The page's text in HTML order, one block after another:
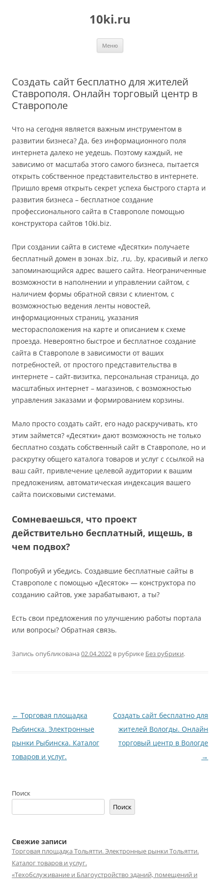
10ki.ru
Меню
Создать сайт бесплатно для жителей
Ставрополя. Онлайн торговый центр в
Ставрополе
Что на сегодня является важным инструментом в
развитии бизнеса? Да, без информационного поля
интернета далеко не уедешь. Поэтому каждый, не
зависимо от масштаба этого самого бизнеса, пытается
открыть собственное представительство в интернете.
Пришло время открыть секрет успеха быстрого старта и
развития бизнеса – бесплатное создание
профессионального сайта в Ставрополе помощью
конструктора сайтов 10ki.biz.
При создании сайта в системе «Десятки» получаете
бесплатный домен в зонах .biz, .ru, .by, красивый и легко
запоминающийся адрес вашего сайта. Неограниченные
возможности в наполнении и управлении сайтом, с
наличием формы обратной связи с клиентом, с
возможностью ведения ленты новостей,
информационных страниц, указания
месторасположения на карте и описанием к схеме
проезда. Невероятно быстрое и бесплатное создание
сайта в Ставрополе в зависимости от ваших
потребностей, от простого представительства в
интернете – сайт-визитка, персональная страница, до
масштабных интернет – магазинов, с возможностью
управления заказами и формированием корзины.
Мало просто создать сайт, его надо раскручивать, кто
этим займется? «Десятки» дают возможность не только
бесплатно создать собственный сайт в Ставрополе, но и
раскрутку общего каталога товаров и услуг с ссылкой на
ваш сайт, привлечение целевой аудитории к вашим
предложениям, автоматическая индексация вашего
сайта поисковыми системами.
Сомневаешься, что проект
действительно бесплатный, ищешь, в
чем подвох?
Попробуй и убедись. Создавшие бесплатные сайты в
Ставрополе с помощью «Десяток» — конструктора по
созданию сайтов, уже зарабатывают, а ты?
Есть свои предложения по улучшению работы портала
или вопросы? Обратная связь.
Запись опубликована 02.04.2022 в рубрике Без рубрики.
Навигация
по
записям
← Торговая площадка
Рыбинска. Электронные
рынки Рыбинска. Каталог
товаров и услуг.
Создать сайт бесплатно для
жителей Вологды. Онлайн
торговый центр в Вологде
→
Поиск
Поиск
Свежие записи
Торговая площадка Тольятти. Электронные рынки Тольятти.
Каталог товаров и услуг.
«Техобслуживание и Благоустройство зданий, помещений и